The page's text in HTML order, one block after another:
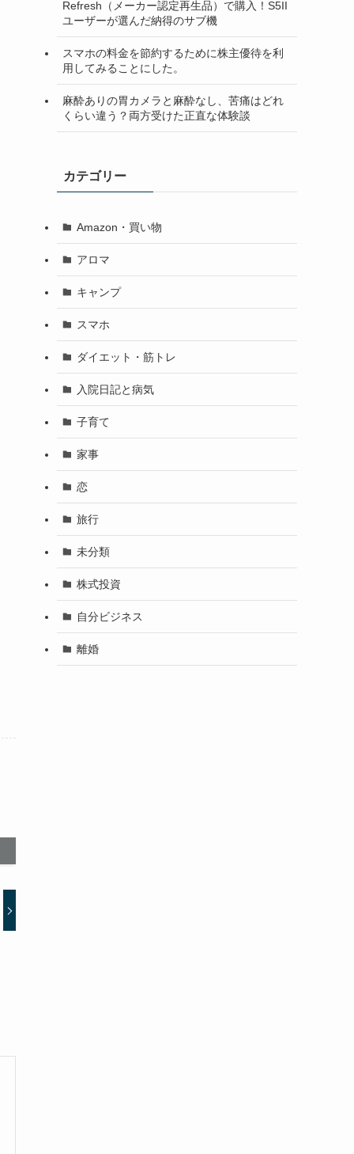
Refresh（メーカー認定再生品）で購入！S5II
ユーザーが選んだ納得のサブ機
スマホの料金を節約するために株主優待を利
用してみることにした。
麻酔ありの胃カメラと麻酔なし、苦痛はどれ
くらい違う？両方受けた正直な体験談
カテゴリー
Amazon・買い物
アロマ
キャンプ
スマホ
ダイエット・筋トレ
入院日記と病気
子育て
家事
恋
旅行
未分類
株式投資
自分ビジネス
離婚